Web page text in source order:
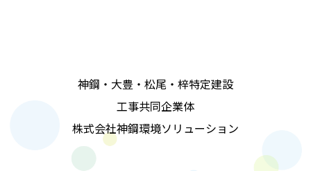
神鋼・大豊・松尾・梓特定建設
工事共同企業体
株式会社神鋼環境ソリューション